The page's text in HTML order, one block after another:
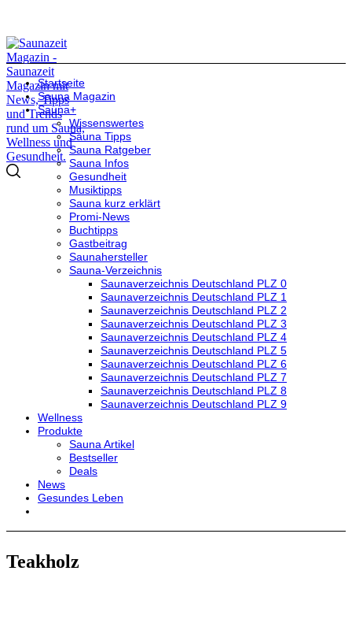
Startseite
Sauna Magazin
Sauna+
Wissenswertes
Sauna Tipps
Sauna Ratgeber
Sauna Infos
Gesundheit
Musiktipps
Sauna kurz erklärt
Promi-News
Buchtipps
Gastbeitrag
Saunahersteller
Sauna-Verzeichnis
Saunaverzeichnis Deutschland PLZ 0
Saunaverzeichnis Deutschland PLZ 1
Saunaverzeichnis Deutschland PLZ 2
Saunaverzeichnis Deutschland PLZ 3
Saunaverzeichnis Deutschland PLZ 4
Saunaverzeichnis Deutschland PLZ 5
Saunaverzeichnis Deutschland PLZ 6
Saunaverzeichnis Deutschland PLZ 7
Saunaverzeichnis Deutschland PLZ 8
Saunaverzeichnis Deutschland PLZ 9
Wellness
Produkte
Sauna Artikel
Bestseller
Deals
News
Gesundes Leben
Teakholz